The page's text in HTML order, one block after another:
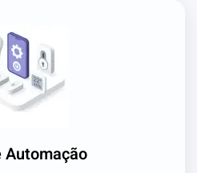
Automação